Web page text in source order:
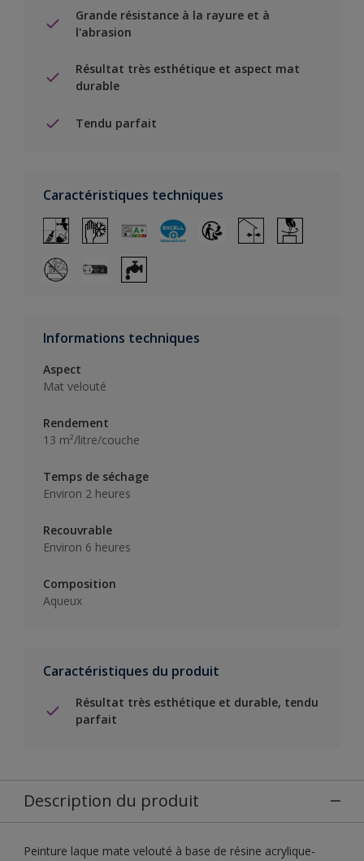
Grande résistance à la rayure et à
l'abrasion
Résultat très esthétique et aspect mat
durable
Tendu parfait
Caractéristiques techniques
Informations techniques
Aspect
Mat velouté
Rendement
13 m²/litre/couche
Temps de séchage
Environ 2 heures
Recouvrable
Environ 6 heures
Composition
Aqueux
Caractéristiques du produit
Résultat très esthétique et durable, tendu
parfait
Description du produit
Peinture laque mate velouté à base de résine acrylique-